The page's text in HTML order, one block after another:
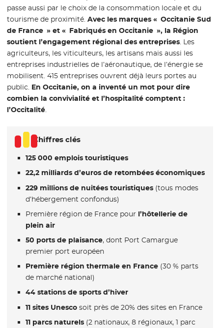
passe aussi par le choix de la consommation locale et du
tourisme de proximité.Avec les marques « Occitanie Sud
de France » et « Fabriqués en Occitanie », la Région
soutient l’engagement régional des entreprises. Les
agriculteurs, les viticulteurs, les artisans mais aussi les
entreprises industrielles de l’aéronautique, de l’énergie se
mobilisent. 415 entreprises ouvrent déjà leurs portes au
public. En Occitanie, on a inventé un mot pour dire
combien la convivialité et l’hospitalité comptent :
l’Occitalité.
Chiffres clés
125 000 emplois touristiques
22,2 milliards d’euros de retombées économiques
229 millions de nuitées touristiques (tous modes
d’hébergement confondus)
Première région de France pour l’hôtellerie de
plein air
50 ports de plaisance, dont Port Camargue
premier port européen
Première région thermale en France (30 % parts
de marché national)
44 stations de sports d’hiver
11 sites Unescosoit près de 20% des sites en France
11 parcs naturels(2 nationaux, 8 régionaux, 1 parc